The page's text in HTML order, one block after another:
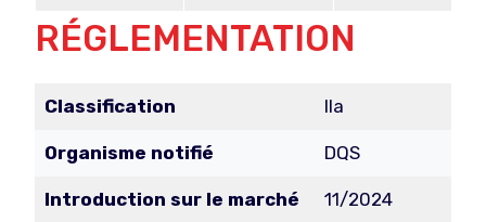
RÉGLEMENTATION
Classification IIa
Organisme notifié DQS
Introduction sur le marché 11/2024